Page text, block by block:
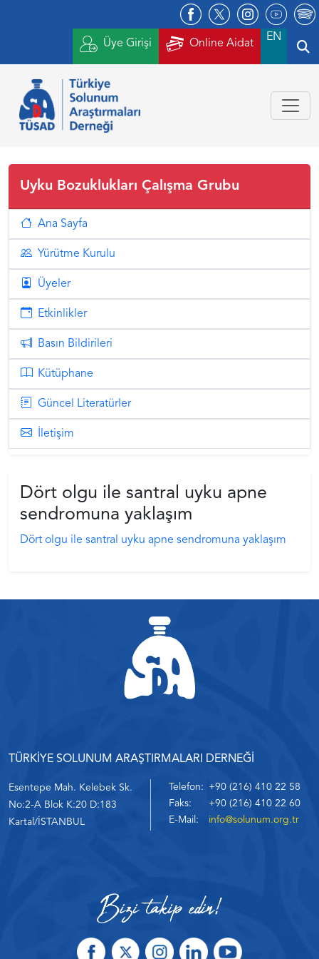
Üye Girişi Online Aidat
EN
Uyku Bozuklukları Çalışma Grubu
Ana Sayfa
Yürütme Kurulu
Üyeler
Etkinlikler
Basın Bildirileri
Kütüphane
Güncel Literatürler
İletişim
Dört olgu ile santral uyku apne
sendromuna yaklaşım
Dört olgu ile santral uyku apne sendromuna yaklaşım
TÜRKİYE SOLUNUM ARAŞTIRMALARI DERNEĞİ
Esentepe Mah. Kelebek Sk.
No:2-A Blok K:20 D:183
Kartal/İSTANBUL
Telefon:
+90 (216) 410 22 58
Faks:
+90 (216) 410 22 60
E-Mail:
info@solunum.org.tr